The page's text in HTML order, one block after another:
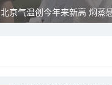
北京气温创今年来新高 焖蒸